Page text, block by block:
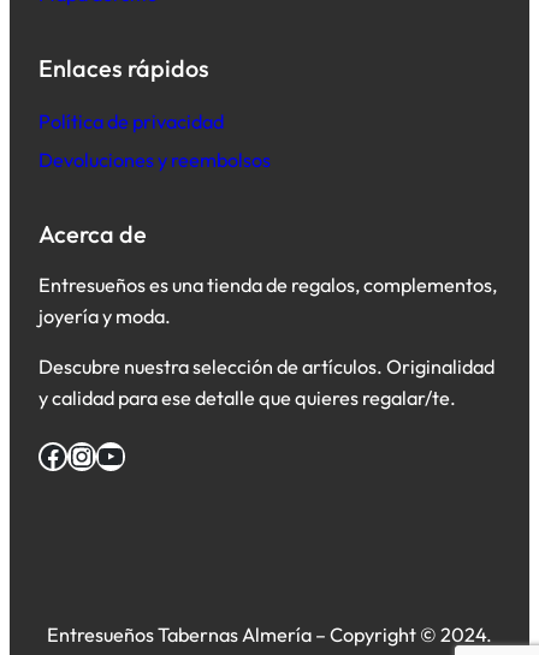
Enlaces rápidos
Política de privacidad
Devoluciones y reembolsos
Acerca de
Entresueños es una tienda de regalos, complementos,
joyería y moda.
Descubre nuestra selección de artículos. Originalidad
y calidad para ese detalle que quieres regalar/te.
Facebook InstagramYouTube
Entresueños Tabernas Almería – Copyright © 2024.